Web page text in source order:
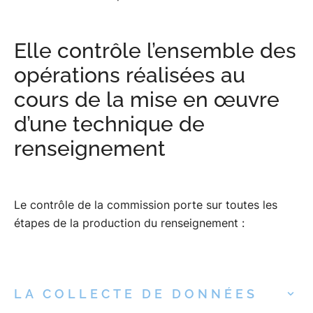
Elle contrôle l’ensemble des
opérations réalisées au
cours de la mise en œuvre
d’une technique de
renseignement
Le contrôle de la commission porte sur toutes les
étapes de la production du renseignement :
LA COLLECTE DE DONNÉES